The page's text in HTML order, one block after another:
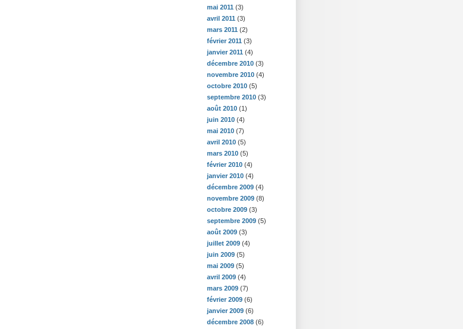
mai 2011 (3)
avril 2011 (3)
mars 2011 (2)
février 2011 (3)
janvier 2011 (4)
décembre 2010 (3)
novembre 2010 (4)
octobre 2010 (5)
septembre 2010 (3)
août 2010 (1)
juin 2010 (4)
mai 2010 (7)
avril 2010 (5)
mars 2010 (5)
février 2010 (4)
janvier 2010 (4)
décembre 2009 (4)
novembre 2009 (8)
octobre 2009 (3)
septembre 2009 (5)
août 2009 (3)
juillet 2009 (4)
juin 2009 (5)
mai 2009 (5)
avril 2009 (4)
mars 2009 (7)
février 2009 (6)
janvier 2009 (6)
décembre 2008 (6)